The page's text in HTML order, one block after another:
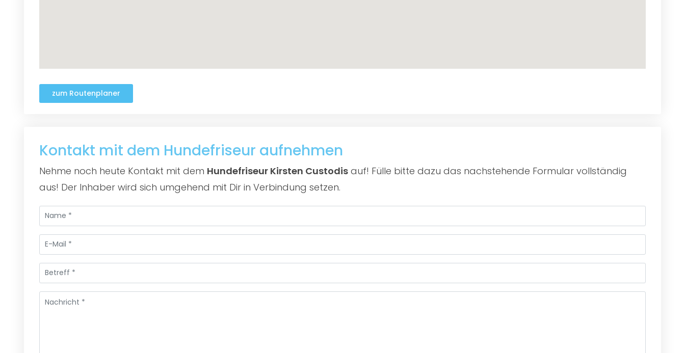
zum Routenplaner
Kontakt mit dem Hundefriseur aufnehmen
Nehme noch heute Kontakt mit dem Hundefriseur Kirsten Custodis auf! Fülle bitte dazu das nachstehende Formular vollständig
aus! Der Inhaber wird sich umgehend mit Dir in Verbindung setzen.